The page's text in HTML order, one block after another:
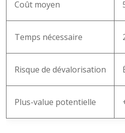
Coût moyen
Temps nécessaire
Risque de dévalorisation
Plus-value potentielle